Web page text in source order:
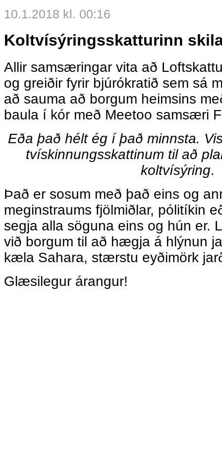
10.1.2018 kl. 00:16
Koltvísýringsskatturinn
Allir samsæringar vita að
og greiðir fyrir bjúrókratið sem sá
að sauma að borgum heimsins
baula í kór með Meetoo samsæri
Eða það hélt ég í það minnsta.
tvískinnungsskattinum til að
koltvísýring.
Það er sosum með það eins og
meginstraums fjölmiðlar, pólitíkin
segja alla söguna eins og hún er.
við borgum til að hægja á hlýnun
kæla Sahara, stærstu eyðimörk
Glæsilegur árangur!